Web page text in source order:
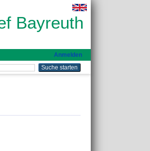
Bayreuth
Anmelden